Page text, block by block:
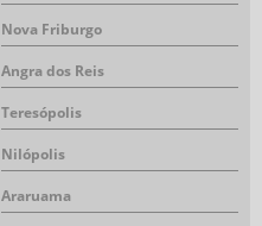
Nova Friburgo
Angra dos Reis
Teresópolis
Nilópolis
Araruama